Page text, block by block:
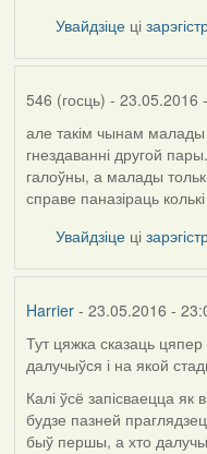
Увайдзіце ці
546 (госць) - 23.05.2016
In
reply
to
by
Harrier
але такім чынам малады
гнездаванні другой
галоўны, а малады
справе паназіраць
Увайдзіце ці
Harrier- 23.05.2016 -
In
reply
to
by
546
Тут цяжка сказаць цяпер
далучыўся і на якой
Калі ўсё запісваецца як
будзе пазней
быў першы, а хто